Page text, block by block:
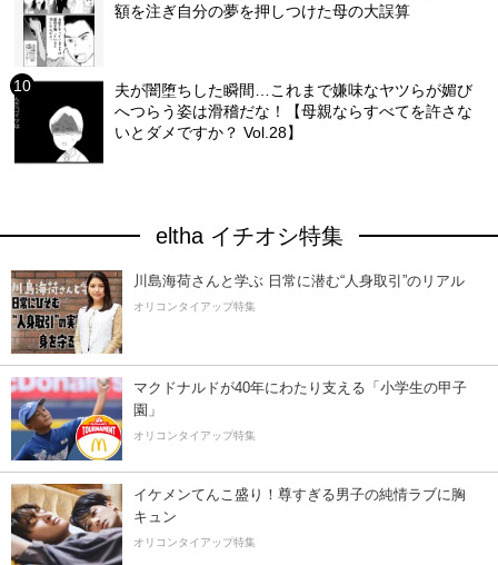
額を注ぎ自分の夢を押しつけた母の大誤算
夫が闇堕ちした瞬間…これまで嫌味なヤツらが媚び
へつらう姿は滑稽だな！【母親ならすべてを許さな
いとダメですか？ Vol.28】
eltha イチオシ特集
川島海荷さんと学ぶ 日常に潜む“人身取引”のリアル
オリコンタイアップ特集
マクドナルドが40年にわたり支える「小学生の甲子
園」
オリコンタイアップ特集
イケメンてんこ盛り！尊すぎる男子の純情ラブに胸
キュン
オリコンタイアップ特集